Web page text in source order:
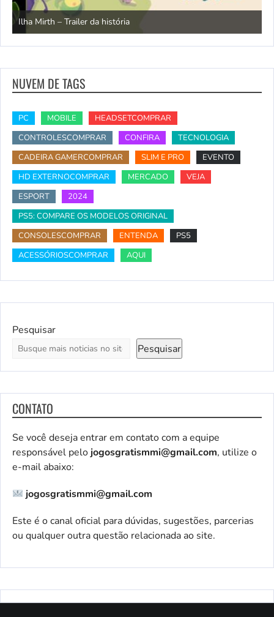
Ilha Mirth – Trailer da história
NUVEM DE TAGS
PC MOBILE
HEADSETCOMPRAR
CONTROLESCOMPRAR
CONFIRA
TECNOLOGIA
CADEIRA GAMERCOMPRAR
SLIM E PRO
EVENTO
HD EXTERNOCOMPRAR
MERCADO
VEJA
ESPORT
2024
PS5: COMPARE OS MODELOS ORIGINAL
CONSOLESCOMPRAR
ENTENDA
PS5
ACESSÓRIOSCOMPRAR
AQUI
Pesquisar
Pesquisar
CONTATO
Se você deseja entrar em contato com a equipe
responsável pelojogosgratismmi@gmail.com, utilize o
e-mail abaixo:
jogosgratismmi@gmail.com
Este é o canal oficial para dúvidas, sugestões, parcerias
ou qualquer outra questão relacionada ao site.